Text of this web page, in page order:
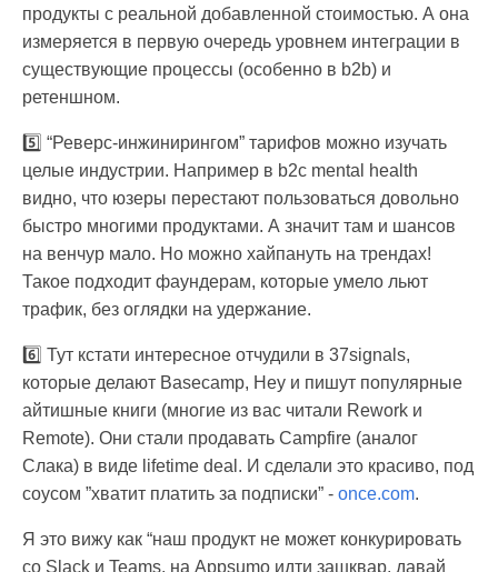
продукты с реальной добавленной стоимостью. А она
измеряется в первую очередь уровнем интеграции в
существующие процессы (особенно в b2b) и
ретеншном.
5️⃣ “Реверс-инжинирингом” тарифов можно изучать
целые индустрии. Например в b2c mental health
видно, что юзеры перестают пользоваться довольно
быстро многими продуктами. А значит там и шансов
на венчур мало. Но можно хайпануть на трендах!
Такое подходит фаундерам, которые умело льют
трафик, без оглядки на удержание.
6️⃣ Тут кстати интересное отчудили в 37signals,
которые делают Basecamp, Hey и пишут популярные
айтишные книги (многие из вас читали Rework и
Remote). Они стали продавать Campfire (аналог
Слака) в виде lifetime deal. И сделали это красиво, под
соусом ”хватит платить за подписки” - once.com.
Я это вижу как “наш продукт не может конкурировать
со Slack и Teams, на Appsumo идти зашквар, давай